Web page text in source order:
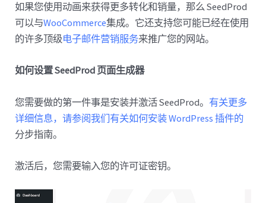
如果您使用动画来获得更多转化和销量，那么 SeedProd
可以与WooCommerce集成。它还支持您可能已经在使用
的许多顶级电子邮件营销服务来推广您的网站。
如何设置 SeedProd 页面生成器
您需要做的第一件事是安装并激活 SeedProd。 有关更多
详细信息，请参阅我们有关如何安装 WordPress 插件的
分步指南。
激活后，您需要输入您的许可证密钥。